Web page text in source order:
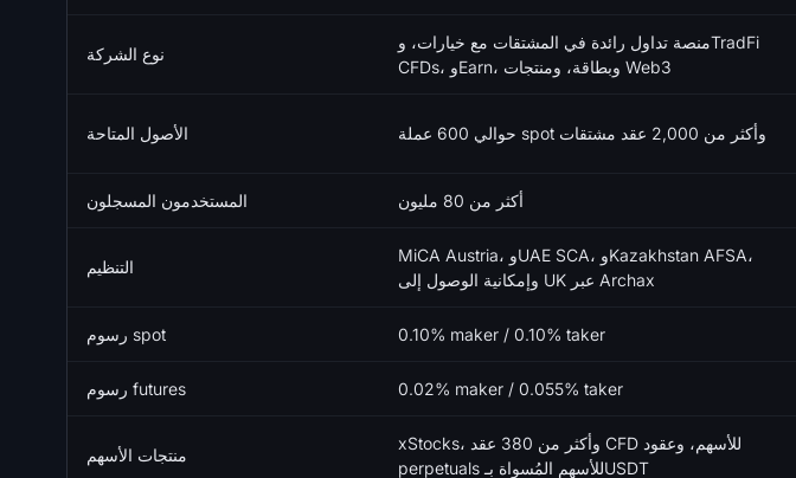
نوع الشركة
منصة تداول رائدة في المشتقات مع خيارات، وTradFi
CFDs، وEarn، وبطاقة، ومنتجات Web3
الأصول المتاحة حوالي 600 عملة spot وأكثر من 2,000 عقد مشتقات
المستخدمون المسجلون أكثر من 80 مليون
التنظيم
MiCA Austria، وUAE SCA، وKazakhstan AFSA،
وإمكانية الوصول إلى UK عبر Archax
رسوم spot 0.10% maker / 0.10% taker
رسوم futures 0.02% maker / 0.055% taker
منتجات الأسهم
xStocks، وأكثر من 380 عقد CFD للأسهم، وعقود
perpetuals للأسهم المُسواة بـUSDT